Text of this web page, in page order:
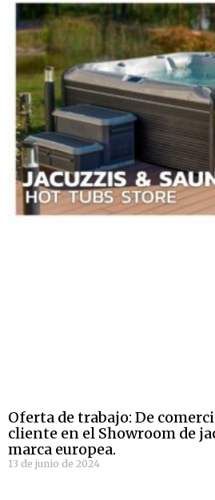
Oferta de trabajo: De
cliente en el Showroom de
marca europea.
13 de junio de 2024